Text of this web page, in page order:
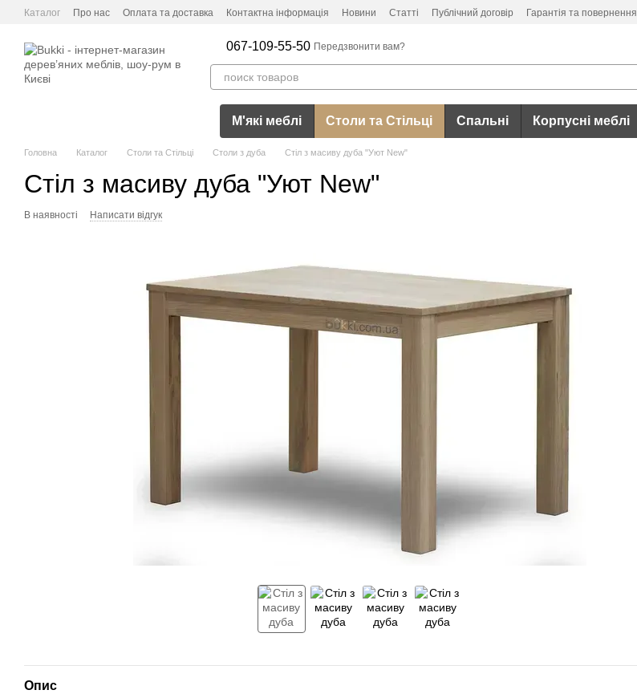
Перейти до основного контенту
Каталог Про нас Оплата та доставка Контактна інформація Новини Статті Публічний договір Гарантія та повернення
067-109-55-50 Передзвонити вам?
М'які меблі Столи та Стільці Спальні Корпусні меблі
Головна Каталог Столи та Стільці Столи з дуба Стіл з масиву дуба "Уют New"
Стіл з масиву дуба "Уют New"
В наявності Написати відгук
Опис